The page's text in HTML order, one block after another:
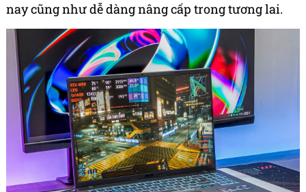
nay cũng như dễ dàng nâng cấp trong tương lai.